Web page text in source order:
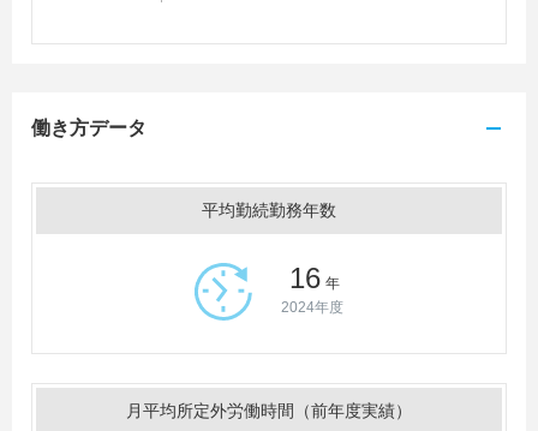
働き方データ
平均勤続勤務年数
16 年
2024年度
月平均所定外労働時間（前年度実績）